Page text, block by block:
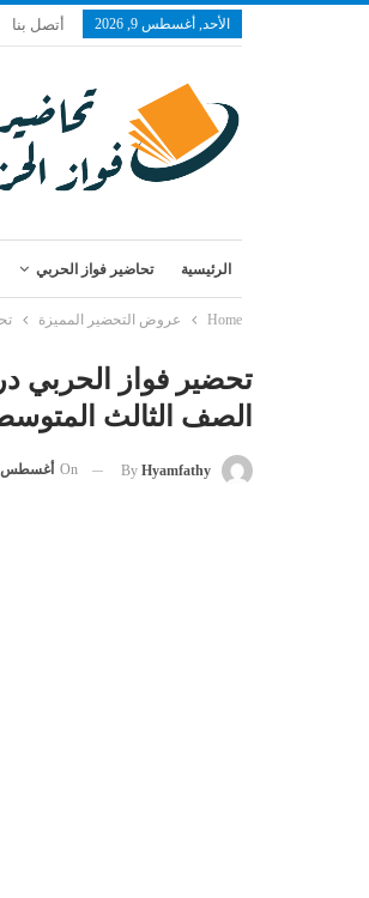
الأحد, أغسطس 9, 2026 أتصل بنا
الرئيسية تحاضير فواز الحربي
Home عروض التحضير المميزة
تحضير فواز الحربي
الصف الثالث المتوسط 1443
By Hyamfathy
On أغسطس 9, 2021